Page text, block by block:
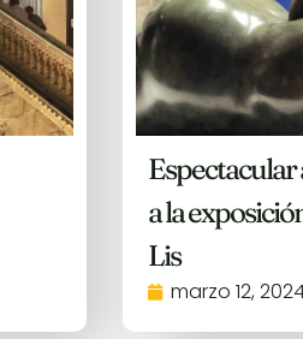
Espectacular
a la
Lis
marzo 12,